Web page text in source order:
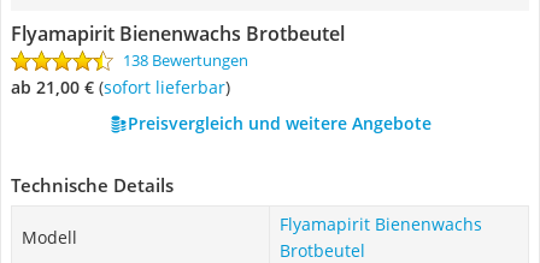
Flyamapirit Bienenwachs Brotbeutel
138 Bewertungen
ab 21,00 € ( Sofort lieferbar)
Preisvergleich und weitere Angebote
Technische Details
Modell
Flyamapirit Bienenwachs
Brotbeutel